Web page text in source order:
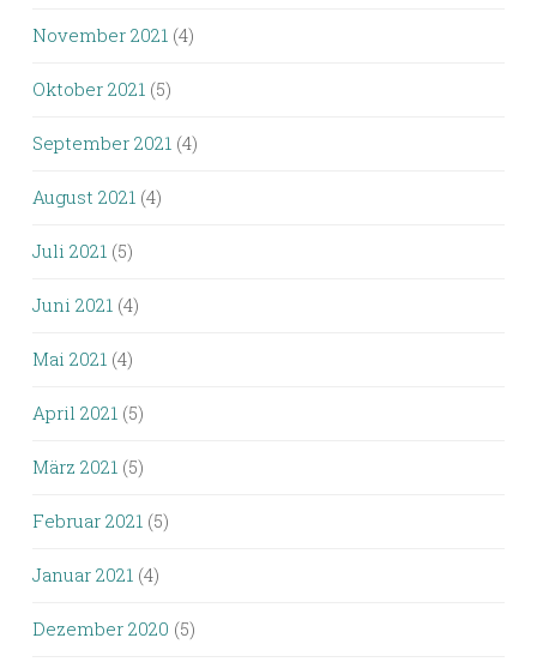
November 2021 (4)
Oktober 2021 (5)
September 2021 (4)
August 2021 (4)
Juli 2021 (5)
Juni 2021 (4)
Mai 2021 (4)
April 2021 (5)
März 2021 (5)
Februar 2021 (5)
Januar 2021 (4)
Dezember 2020 (5)